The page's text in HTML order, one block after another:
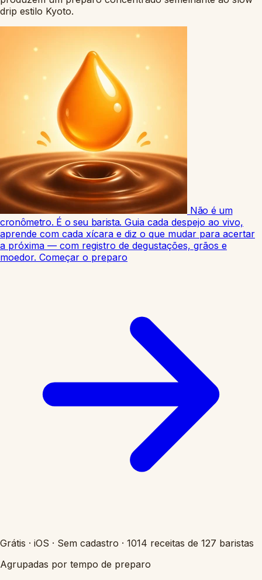
drip estilo Kyoto.
Não é um
cronômetro. É o seu barista. Guia cada despejo ao vivo,
aprende com cada xícara e diz o que mudar para acertar
a próxima — com registro de degustações, grãos e
moedor. Começar o preparo
Grátis · iOS · Sem cadastro · 1014 receitas de 127 baristas
Agrupadas por tempo de preparo